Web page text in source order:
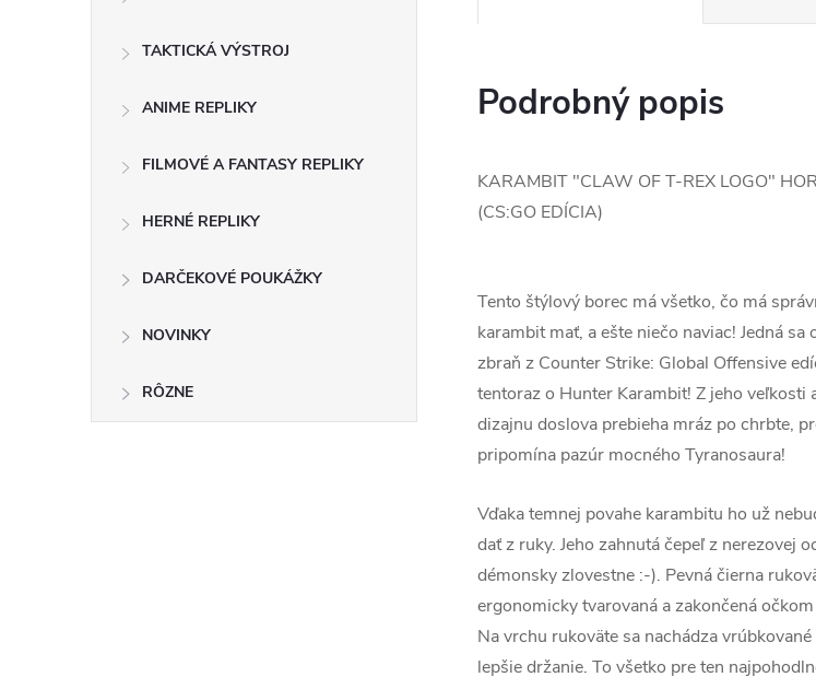
TAKTICKÁ VÝSTROJ
ANIME REPLIKY
FILMOVÉ A FANTASY REPLIKY
HERNÉ REPLIKY
DARČEKOVÉ POUKÁŽKY
NOVINKY
RÔZNE
Podrobný popis
KARAMBIT "CLAW OF T-REX LOGO"
(CS:GO EDÍCIA)
Tento štýlový borec má všetko, čo má
karambit mať, a ešte niečo naviac! Jedná sa
zbraň z Counter Strike: Global Offensive
tentoraz o Hunter Karambit! Z jeho veľkosti
dizajnu doslova prebieha mráz po chrbte,
pripomína pazúr mocného Tyranosaura!
Vďaka temnej povahe karambitu ho už
dať z ruky. Jeho zahnutá čepeľ z nerezovej
démonsky zlovestne :-). Pevná čierna
ergonomicky tvarovaná a zakončená
Na vrchu rukoväte sa nachádza
lepšie držanie. To všetko pre ten